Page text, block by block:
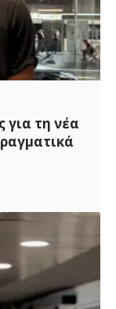
για τη νέα